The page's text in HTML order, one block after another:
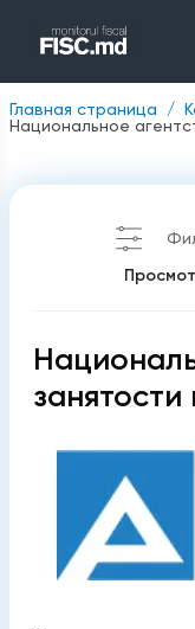
Главная страница
Национальное